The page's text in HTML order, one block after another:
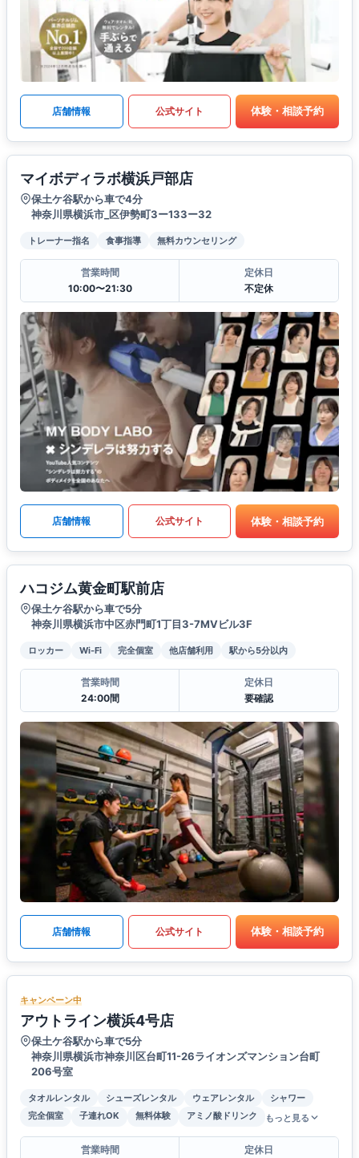
店舗情報 公式サイト 体験・相談予約
マイボディラボ横浜戸部店
保土ケ谷駅から車で4分
神奈川県横浜市_区伊勢町3ー133ー32
トレーナー指名 食事指導 無料カウンセリング
営業時間
10:00〜21:30
定休日
不定休
店舗情報 公式サイト 体験・相談予約
ハコジム黄金町駅前店
保土ケ谷駅から車で5分
神奈川県横浜市中区赤門町1丁目3-7MVビル3F
ロッカー Wi-Fi 完全個室 他店舗利用 駅から5分以内
営業時間
24:00間
定休日
要確認
店舗情報 公式サイト 体験・相談予約
キャンペーン中
アウトライン横浜4号店
保土ケ谷駅から車で5分
神奈川県横浜市神奈川区台町11-26ライオンズマンション台町
206号室
タオルレンタル シューズレンタル ウェアレンタル
シャワー
完全個室
子連れOK 無料体験 アミノ酸ドリンク もっと見る
営業時間
定休日